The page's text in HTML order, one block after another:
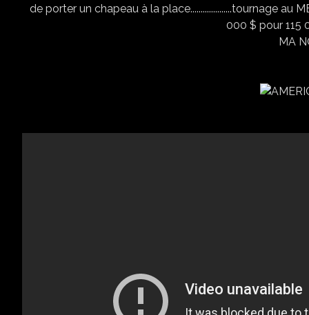
de porter un chapeau à la place....................tournage au
000 $ pour 115
MA